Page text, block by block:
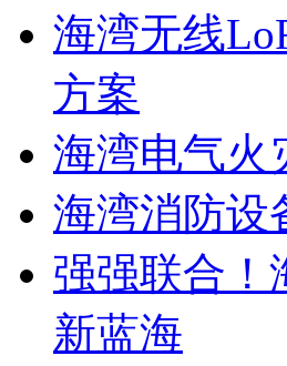
海湾无线
方案
海湾电气火
海湾消防设
强强联合！
新蓝海